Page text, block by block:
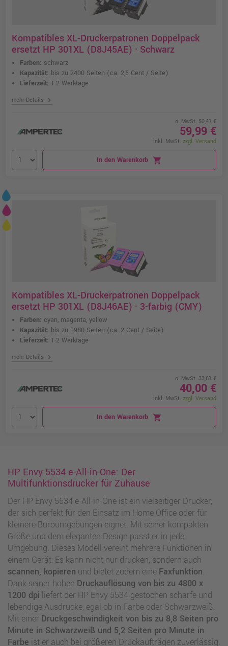
Kompatibles XL-Druckerpatronen Doppelpack
ersetzt HP 301XL (D8J45AE) · Schwarz
Farben: schwarz
Kapazität: bis zu 2400 Seiten (ca. 2,5 Cent / Seite)
Lieferzeit: 1-2 Werktage
mehr Details chevron_right
o. MwSt. 50,41 €
59,99 €
inkl. MwSt. zzgl. Versand
In den Warenkorb shopping_cart
Kompatibles XL-Druckerpatronen Doppelpack
ersetzt HP 301XL (D8J46AE) · 3-farbig (CMY)
Farben: cyan, magenta, yellow
Kapazität: bis zu 1980 Seiten (ca. 2 Cent / Seite)
Lieferzeit: 1-2 Werktage
mehr Details chevron_right
o. MwSt. 33,61 €
40,00 €
inkl. MwSt. zzgl. Versand
In den Warenkorb shopping_cart
HP Envy 5534 e-All-in-One: Der
Multifunktionsdrucker für Zuhause
Der HP Envy 5534 e-All-in-One ist ein vielseitiger Drucker,
der sich perfekt für den Einsatz im Home Office oder für
kleinere Büroumgebungen eignet. Mit seiner kompakten
Größe und dem eleganten Design passt er in jede
Umgebung. Dieses Modell vereint mehrere Funktionen in
einem Gerät: Es kann nicht nur drucken, sondern auch
scannen, kopieren und bietet zudem eine Faxfunktion.
Dank seiner hohen Druckauflösung von bis zu 4800 x
1200 dpi liefert der HP Envy 5534 gestochen scharfe und
lebendige Ausdrucke, egal ob in Farbe oder Schwarzweiß.
Mit einer Druckgeschwindigkeit von bis zu 8,8 Seiten pro
Minute in Schwarzweiß und 5,2 Seiten pro Minute in
Farbe ist er auch bei größeren Druckaufträgen zuverlässig.